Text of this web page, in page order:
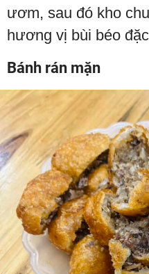
ươm, sau đó kho
hương vị bùi béo
Bánh rán mặn